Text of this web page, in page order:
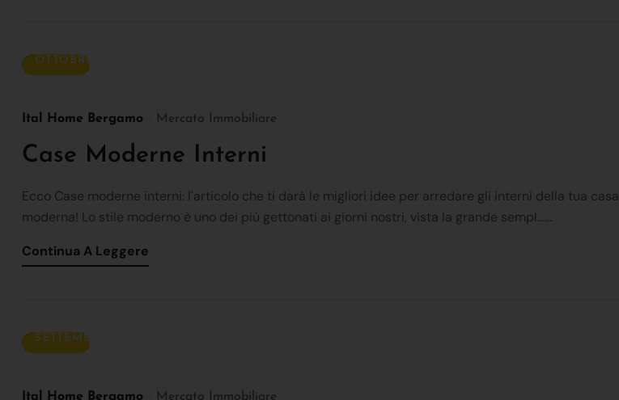
OTTOBRE
Ital Home Bergamo Mercato Immobiliare
Case Moderne Interni
Ecco Case moderne interni: l'articolo che ti darà le migliori idee per arredare gli interni della tua casa
moderna! Lo stile moderno è uno dei più gettonati ai giorni nostri, vista la grande sempl......
Continua A Leggere
SETTEMBRE
Ital Home Bergamo Mercato Immobiliare